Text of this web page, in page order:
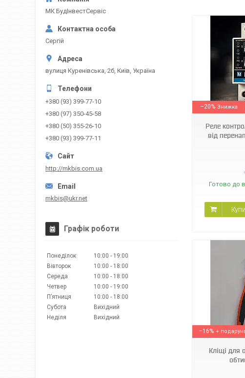
VAProtector
–20%
Реле
від
Готово до
100R/2P
стріпер
–16%
Кліщі для
CNC
МК БудІнвестСервіс
Сергій
вулиця Куренівська, 2б, Київ, Україна
+380 (93) 399-77-10
+380 (97) 350-45-58
+380 (50) 355-26-10
+380 (93) 399-77-11
http://mkbis.com.ua
mkbis@ukr.net
Графік роботи
Понеділок 10:00
19:00
Вівторок
10:00
18:00
Середа
10:00
18:00
Четвер
10:00
19:00
Пʼятниця
10:00
18:00
Субота
Вихідний
Неділя
Вихідний